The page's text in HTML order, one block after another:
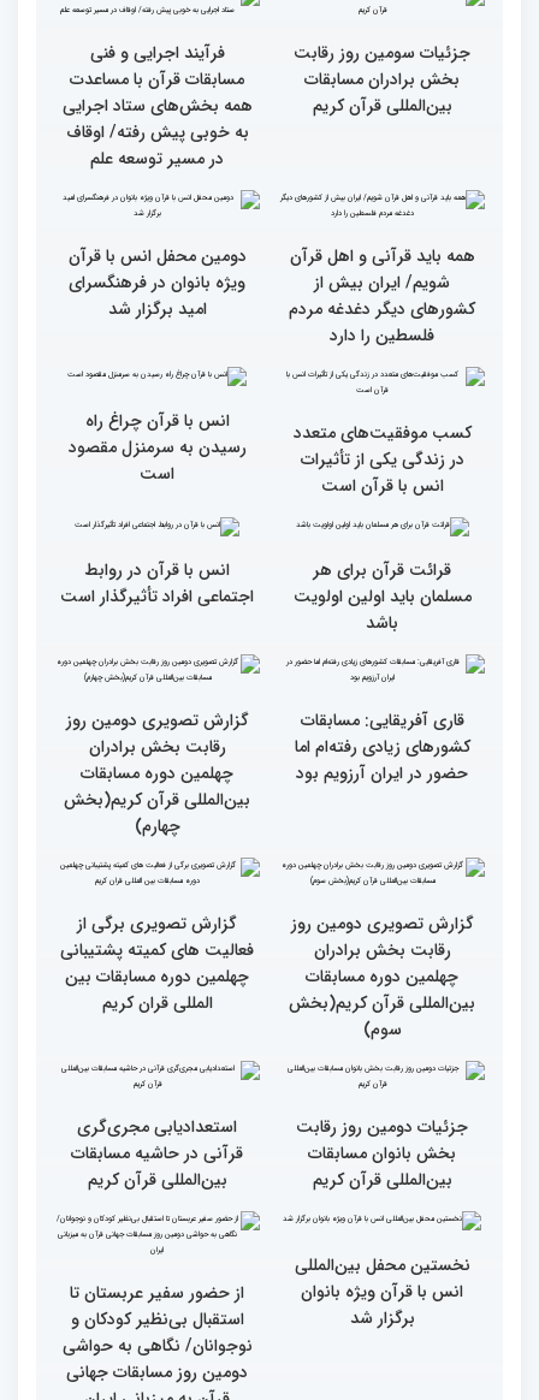
گزارش تصویری بازدید
متسابقین چهلمین دوره
مسابقات بین المللی قرآن
کریم از حسینیه جماران
دیدار متسابقان با
دکترخاموشی تا خوشنویسی
آیات منتخب/ حاشیه های
سومین روز مسابقات قرآن
بخش برادران مسابقات
بین‌المللی قرآن کریم
مسابقات قرآن با مساعدت
همه بخش‌های ستاد اجرایی
به خوبی پیش رفته/ اوقاف
همه باید قرآنی و اهل قرآن
شویم/ ایران بیش از
کشورهای دیگر دغدغه مردم
فلسطین را دارد
دومین محفل انس با قرآن
ویژه بانوان در فرهنگسرای
کسب موفقیت‌های متعدد
در زندگی یکی از تأثیرات
انس با قرآن است
انس با قرآن چراغ راه
است
قرائت قرآن برای هر
مسلمان باید اولین اولویت
انس با قرآن در روابط
اجتماعی افراد تأثیرگذار است
کشورهای زیادی رفته‌ام اما
حضور در ایران آرزویم بود
رقابت بخش برادران
چهلمین دوره مسابقات
بین‌المللی قرآن کریم(بخش
چهارم)
رقابت بخش برادران
چهلمین دوره مسابقات
بین‌المللی قرآن کریم(بخش
سوم)
فعالیت های کمیته پشتیبانی
چهلمین دوره مسابقات بین
المللی قران کریم
جزئیات دومین روز رقابت
بخش بانوان مسابقات
استعدادیابی مجری‌گری
قرآنی در حاشیه مسابقات
بین‌المللی قرآن کریم